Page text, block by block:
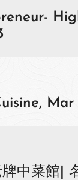
Mar
中菜館|